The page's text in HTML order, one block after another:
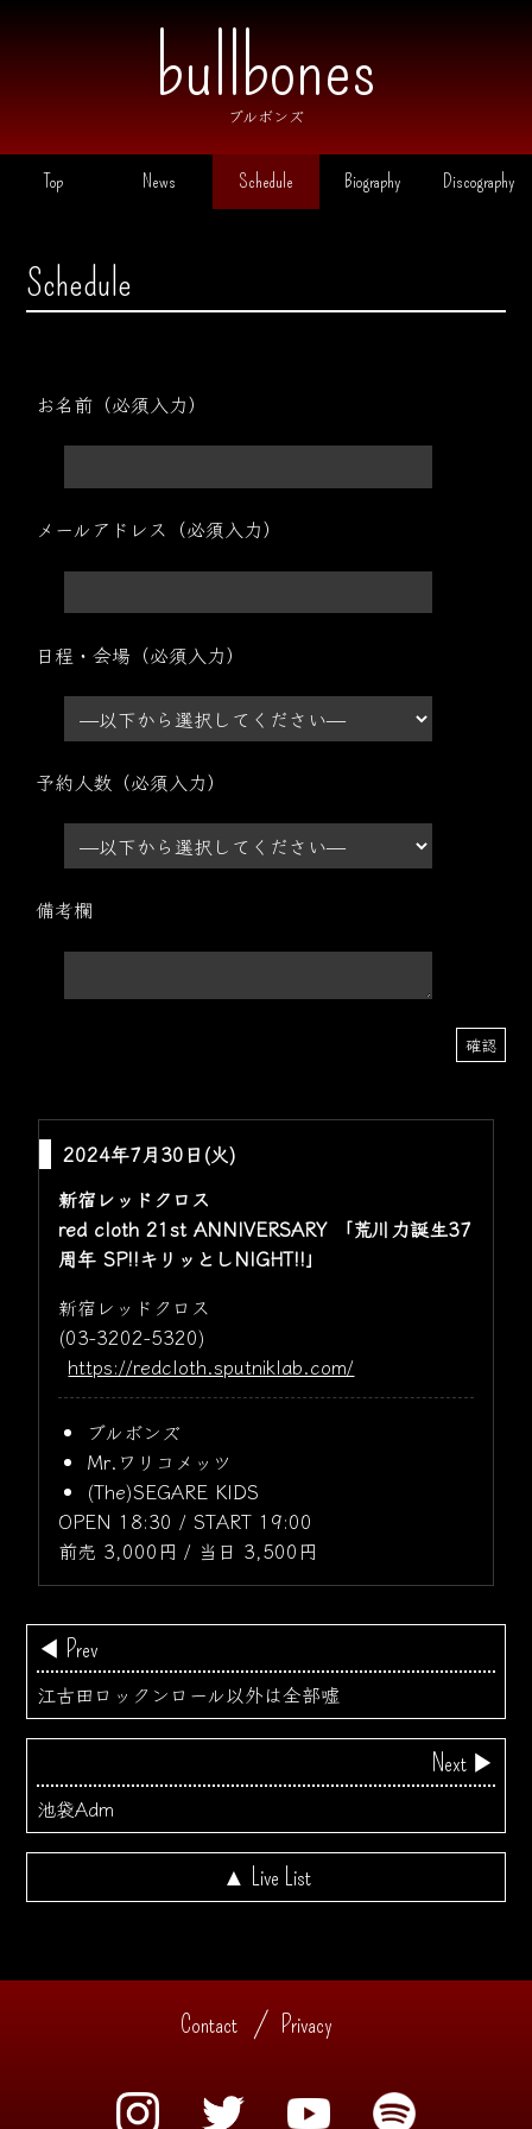
ブルボンズ
Top News Schedule Biography Discography
Schedule
お名前（必須入力）
メールアドレス（必須入力）
日程・会場（必須入力）
予約人数（必須入力）
備考欄
2024年7月30日(火)
新宿レッドクロス
red cloth 21st ANNIVERSARY 「荒川力誕生37
周年 SP!!キリッとしNIGHT!!」
新宿レッドクロス
(03-3202-5320)
https://redcloth.sputniklab.com/
ブルボンズ
Mr.ワリコメッツ
(The)SEGARE KIDS
OPEN 18:30 / START 19:00
前売 3,000円 / 当日 3,500円
◀ Prev
江古田ロックンロール以外は全部嘘
Next ▶
池袋Adm
▲ Live List
Contact Privacy